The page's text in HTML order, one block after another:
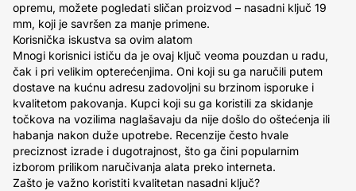
opremu, možete pogledati sličan proizvod – nasadni ključ 19
mm, koji je savršen za manje primene.
Korisnička iskustva sa ovim alatom
Mnogi korisnici ističu da je ovaj ključ veoma pouzdan u radu,
čak i pri velikim opterećenjima. Oni koji su ga naručili putem
dostave na kućnu adresu zadovoljni su brzinom isporuke i
kvalitetom pakovanja. Kupci koji su ga koristili za skidanje
točkova na vozilima naglašavaju da nije došlo do oštećenja ili
habanja nakon duže upotrebe. Recenzije često hvale
preciznost izrade i dugotrajnost, što ga čini popularnim
izborom prilikom naručivanja alata preko interneta.
Zašto je važno koristiti kvalitetan nasadni ključ?